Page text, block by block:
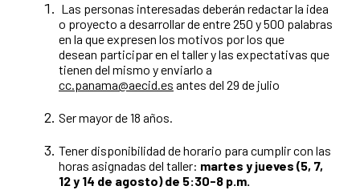
Las personas interesadas deberán redactar la idea
o proyecto a desarrollar de entre 250 y 500 palabras
en la que expresen los motivos por los que
desean participar en el taller y las expectativas que
tienen del mismo y enviarlo a
cc.panama@aecid.es antes del 29 de julio
Ser mayor de 18 años.
Tener disponibilidad de horario para cumplir con las
horas asignadas del taller: martes y jueves (5, 7,
12 y 14 de agosto) de 5:30-8 p.m.